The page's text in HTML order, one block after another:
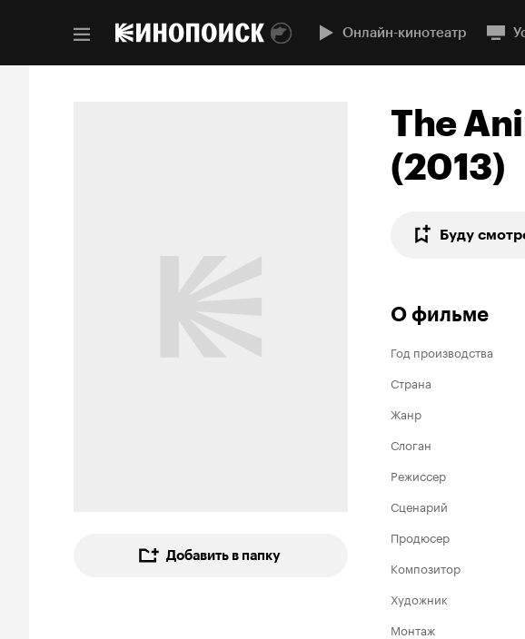
Онлайн-кинотеатр
Добавить в папку
The
(2013)
Буду
О фильме
Год производства
Страна
Жанр
Слоган
Режиссер
Сценарий
Продюсер
Композитор
Художник
Монтаж